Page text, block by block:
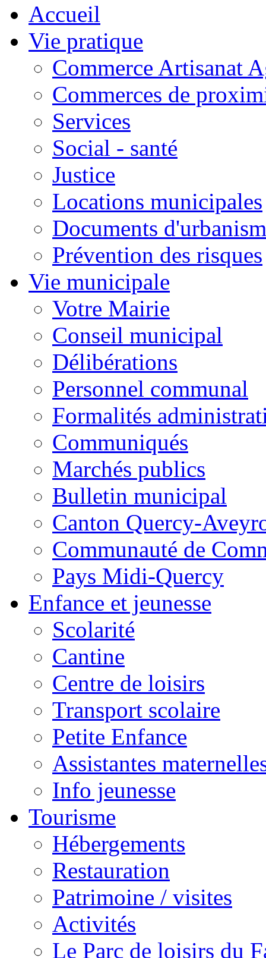
Accueil
Vie pratique
Commerce Artisanat
Commerces de
Services
Social - santé
Justice
Locations municipales
Documents
Prévention des risques
Vie municipale
Votre Mairie
Conseil municipal
Délibérations
Personnel communal
Formalités
Communiqués
Marchés publics
Bulletin municipal
Canton Quercy-
Communauté de
Pays Midi-Quercy
Enfance et jeunesse
Scolarité
Cantine
Centre de loisirs
Transport scolaire
Petite Enfance
Assistantes
Info jeunesse
Tourisme
Hébergements
Restauration
Patrimoine / visites
Activités
Le Parc de loisirs du